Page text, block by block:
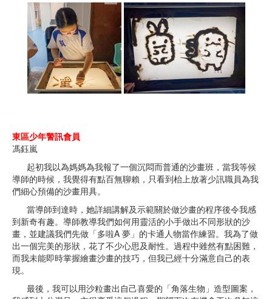
東區少年警訊會員
馮鈺嵐
起初我以為媽媽為我報了一個沉悶而普通的沙畫班，當我等候
導師的時候，我覺得有點百無聊賴，只看到枱上放著少訊職員為我
們細心預備的沙畫用具。
當導師到達時，她詳細講解及示範關於做沙畫的程序後令我感
到新奇有趣。導師教導我們如何用靈活的小手做出不同形狀的沙
畫，並建議我們先做「多啦A 夢」的卡通人物當作練習。我為了做
出一個完美的形狀，花了不少心思及耐性。過程中雖然有點困難，
而我未能即時掌握繪畫沙畫的技巧，但我已經十分滿意自己的表
現。
最後，我可以用沙粒畫出自己喜愛的「角落生物」造型圖案，